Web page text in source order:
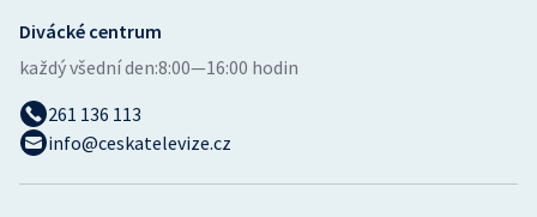
Divácké centrum
každý všední den:8:00—16:00 hodin
261 136 113
info@ceskatelevize.cz